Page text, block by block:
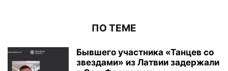
ПО ТЕМЕ
Бывшего участника «Танцев со
звездами» из Латвии задержали